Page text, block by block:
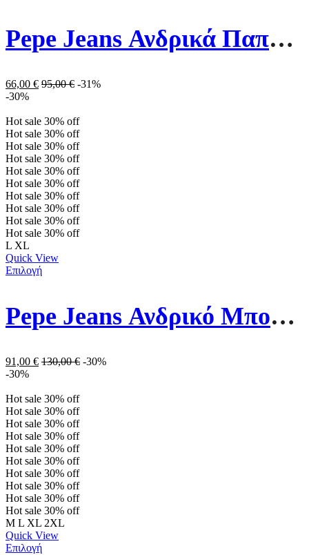
Pepe Jeans Ανδρικά Παπούτσια PMS31013-999 Μαύρα
66,00 € 95,00€ -31%
-30%
Hot sale 30% off
Hot sale 30% off
Hot sale 30% off
Hot sale 30% off
Hot sale 30% off
Hot sale 30% off
Hot sale 30% off
Hot sale 30% off
Hot sale 30% off
Hot sale 30% off
L XL
Quick View
Επιλογή
Pepe Jeans Ανδρικό Μπουφάν Puffer PM402593-732 Πράσινο
91,00 € 130,00€ -30%
-30%
Hot sale 30% off
Hot sale 30% off
Hot sale 30% off
Hot sale 30% off
Hot sale 30% off
Hot sale 30% off
Hot sale 30% off
Hot sale 30% off
Hot sale 30% off
Hot sale 30% off
M L XL 2XL
Quick View
Επιλογή